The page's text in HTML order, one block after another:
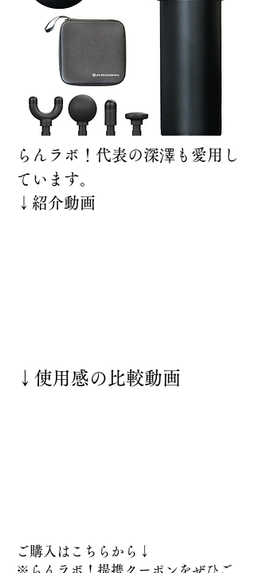
らんラボ！代表の深澤も愛用し
ています。
↓紹介動画
↓使用感の比較動画
ご購入はこちらから↓
​※らんラボ！提携クーポンをぜひご